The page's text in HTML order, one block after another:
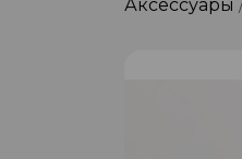
Аксессуары